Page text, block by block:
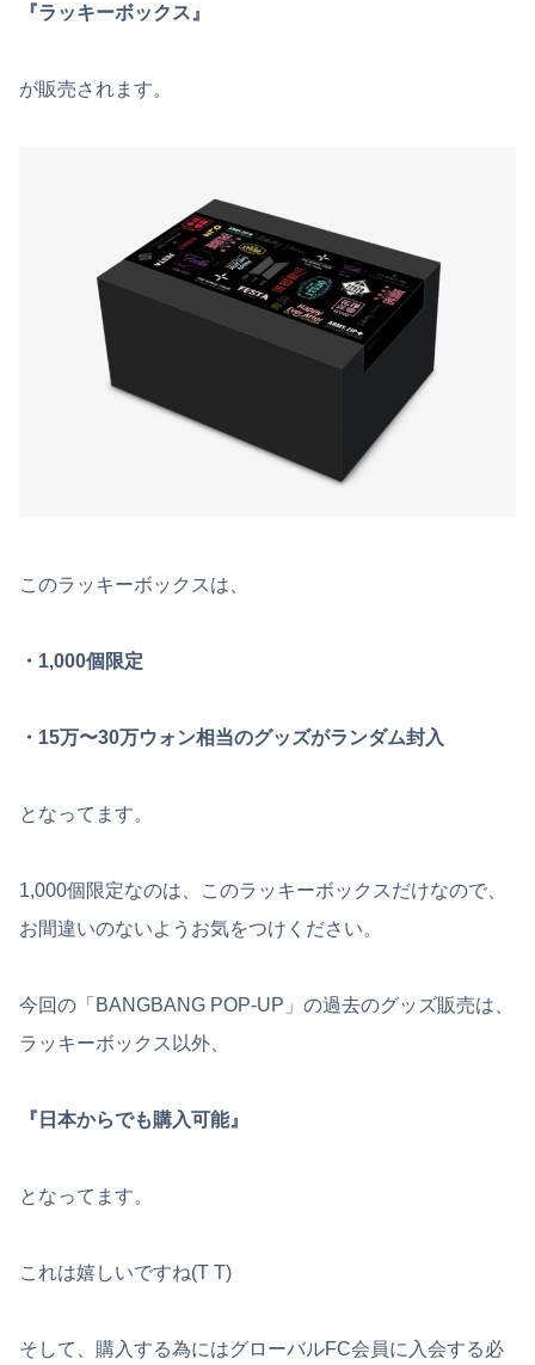
『ラッキーボックス』
が販売されます。
このラッキーボックスは、
・1,000個限定
・15万〜30万ウォン相当のグッズがランダム封入
となってます。
1,000個限定なのは、このラッキーボックスだけなので、
お間違いのないようお気をつけください。
今回の「BANGBANG POP-UP」の過去のグッズ販売は、
ラッキーボックス以外、
『日本からでも購入可能』
となってます。
これは嬉しいですね(T T)
そして、購入する為にはグローバルFC会員に入会する必